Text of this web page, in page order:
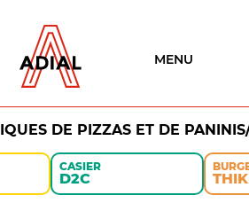
MENU
DE PIZZAS ET DE
CASIER
D2C THIK